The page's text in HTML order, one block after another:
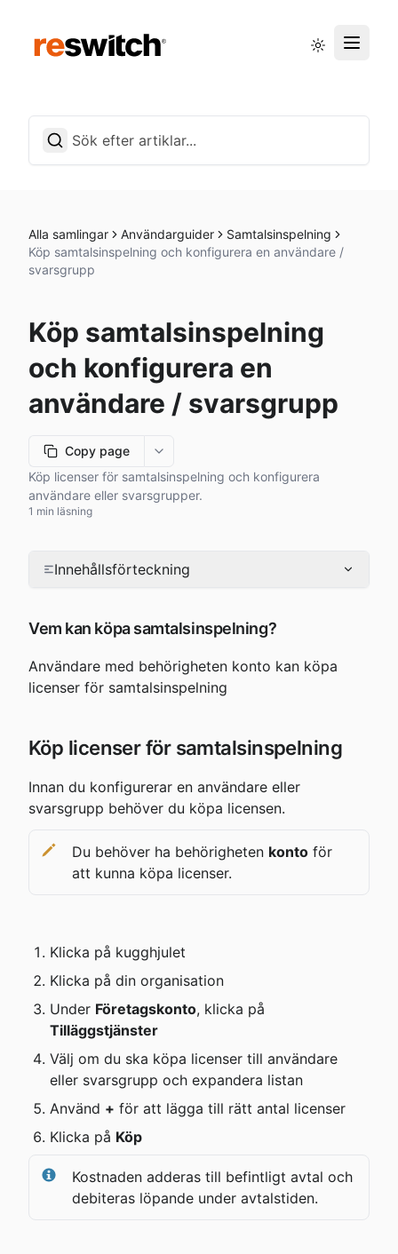
Svenska
Alla samlingar Användarguider
Samtalsinspelning
Köp samtalsinspelning och konfigurera en användare /
svarsgrupp
Köp samtalsinspelning
och konfigurera en
användare / svarsgrupp
Copy page
More options
Köp licenser för samtalsinspelning och konfigurera
användare eller svarsgrupper.
1 min läsning
Innehållsförteckning
Vem kan köpa samtalsinspelning?
Användare med behörigheten konto kan köpa
licenser för samtalsinspelning
Köp licenser för samtalsinspelning
Innan du konfigurerar en användare eller
svarsgrupp behöver du köpa licensen.
Du behöver ha behörigheten konto för
att kunna köpa licenser.
Klicka på kugghjulet
Klicka på din organisation
Under Företagskonto, klicka på
Tilläggstjänster
Välj om du ska köpa licenser till användare
eller svarsgrupp och expandera listan
Använd + för att lägga till rätt antal licenser
Klicka på Köp
Kostnaden adderas till befintligt avtal och
debiteras löpande under avtalstiden.